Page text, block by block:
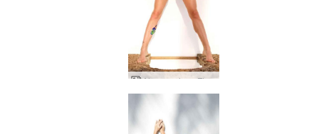
Alya maalaus Flora